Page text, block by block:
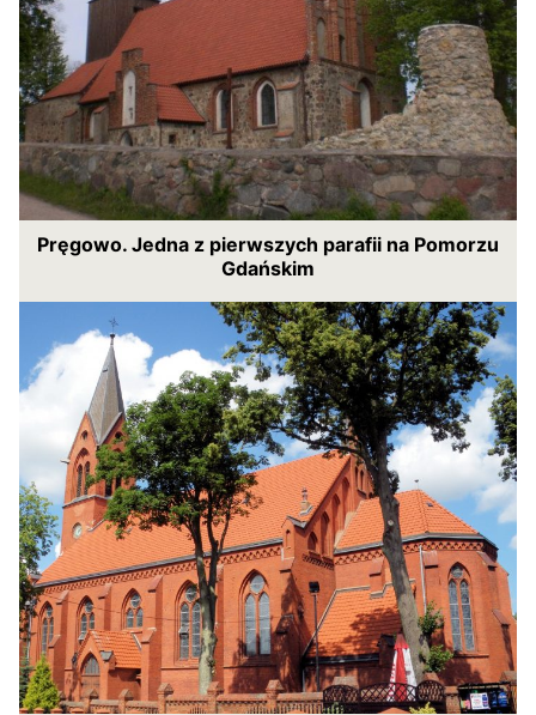
Pręgowo. Jedna z pierwszych parafii na Pomorzu
Gdańskim